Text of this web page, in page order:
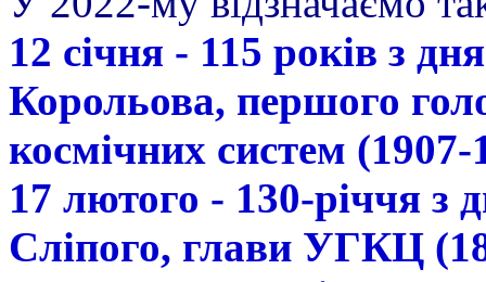
12 січня - 115 років з
Корольова, першого
космічних систем (1907-
17 лютого - 130-річчя з
Сліпого, глави УГКЦ